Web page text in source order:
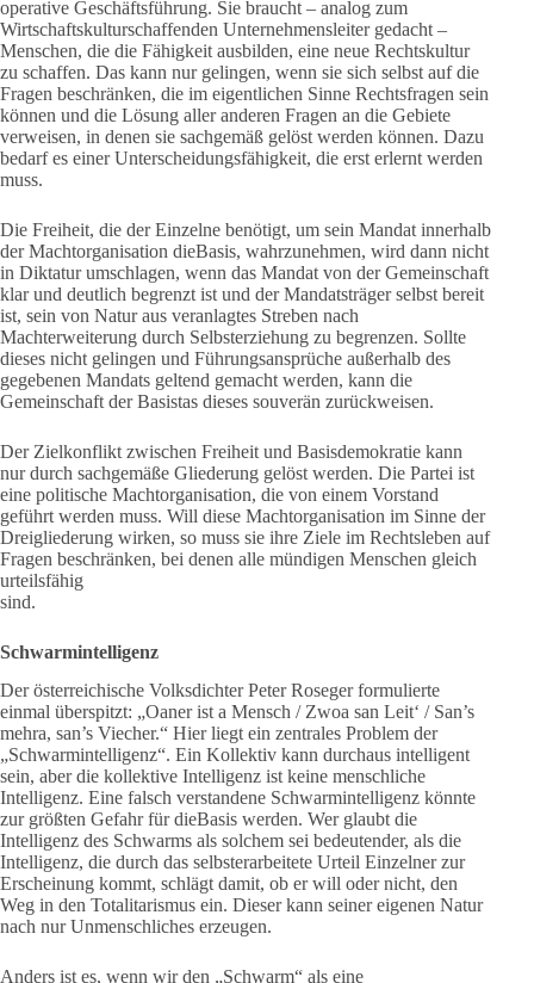
operative Geschäftsführung. Sie braucht – analog zum
Wirtschaftskulturschaffenden Unternehmensleiter gedacht –
Menschen, die die Fähigkeit ausbilden, eine neue Rechtskultur
zu schaffen. Das kann nur gelingen, wenn sie sich selbst auf die
Fragen beschränken, die im eigentlichen Sinne Rechtsfragen sein
können und die Lösung aller anderen Fragen an die Gebiete
verweisen, in denen sie sachgemäß gelöst werden können. Dazu
bedarf es einer Unterscheidungsfähigkeit, die erst erlernt werden
muss.
Die Freiheit, die der Einzelne benötigt, um sein Mandat innerhalb
der Machtorganisation dieBasis, wahrzunehmen, wird dann nicht
in Diktatur umschlagen, wenn das Mandat von der Gemeinschaft
klar und deutlich begrenzt ist und der Mandatsträger selbst bereit
ist, sein von Natur aus veranlagtes Streben nach
Machterweiterung durch Selbsterziehung zu begrenzen. Sollte
dieses nicht gelingen und Führungsansprüche außerhalb des
gegebenen Mandats geltend gemacht werden, kann die
Gemeinschaft der Basistas dieses souverän zurückweisen.
Der Zielkonflikt zwischen Freiheit und Basisdemokratie kann
nur durch sachgemäße Gliederung gelöst werden. Die Partei ist
eine politische Machtorganisation, die von einem Vorstand
geführt werden muss. Will diese Machtorganisation im Sinne der
Dreigliederung wirken, so muss sie ihre Ziele im Rechtsleben auf
Fragen beschränken, bei denen alle mündigen Menschen gleich
urteilsfähig
sind.
Schwarmintelligenz
Der österreichische Volksdichter Peter Roseger formulierte
einmal überspitzt: „Oaner ist a Mensch / Zwoa san Leit‘ / San’s
mehra, san’s Viecher.“ Hier liegt ein zentrales Problem der
„Schwarmintelligenz“. Ein Kollektiv kann durchaus intelligent
sein, aber die kollektive Intelligenz ist keine menschliche
Intelligenz. Eine falsch verstandene Schwarmintelligenz könnte
zur größten Gefahr für dieBasis werden. Wer glaubt die
Intelligenz des Schwarms als solchem sei bedeutender, als die
Intelligenz, die durch das selbsterarbeitete Urteil Einzelner zur
Erscheinung kommt, schlägt damit, ob er will oder nicht, den
Weg in den Totalitarismus ein. Dieser kann seiner eigenen Natur
nach nur Unmenschliches erzeugen.
Anders ist es, wenn wir den „Schwarm“ als eine